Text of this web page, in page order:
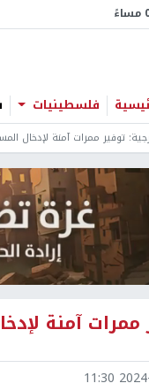
فلسطينيات
توفير ممرات آمنة لإدخال
ممرات آمنة
2024-